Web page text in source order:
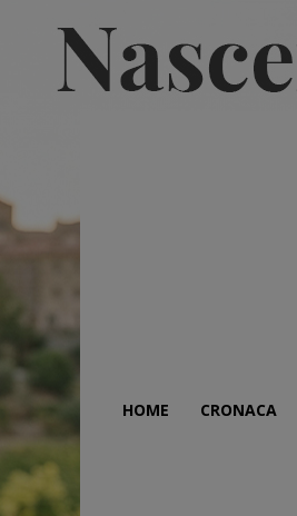
HOME CRONACA